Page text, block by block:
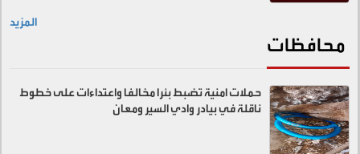
المزيد
محافظات
حملات امنية تضبط بئرا مخالفا واعتداءات على خطوط
ناقلة في بيادر وادي السير ومعان